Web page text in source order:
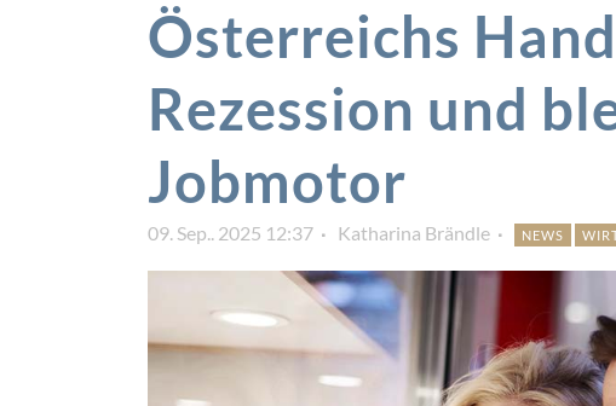
Österreichs
Rezession und
Jobmotor
09. Sep.. 2025 12:37 Katharina Brändle NEWS